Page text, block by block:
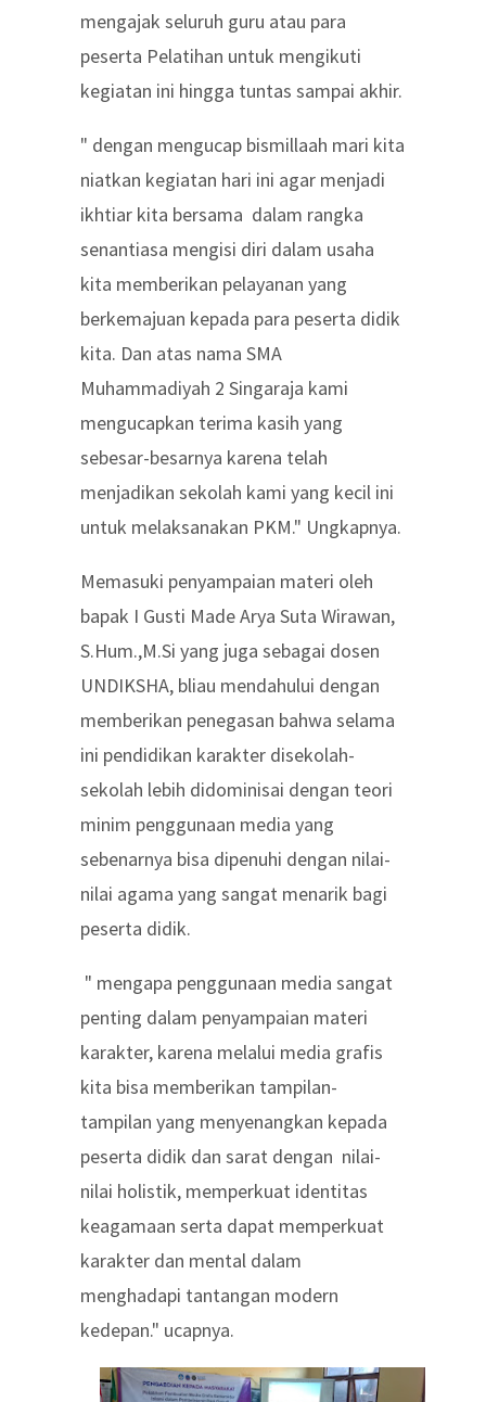
mengajak seluruh guru atau para
peserta Pelatihan untuk mengikuti
kegiatan ini hingga tuntas sampai akhir.
" dengan mengucap bismillaah mari kita
niatkan kegiatan hari ini agar menjadi
ikhtiar kita bersama dalam rangka
senantiasa mengisi diri dalam usaha
kita memberikan pelayanan yang
berkemajuan kepada para peserta didik
kita. Dan atas nama SMA
Muhammadiyah 2 Singaraja kami
mengucapkan terima kasih yang
sebesar-besarnya karena telah
menjadikan sekolah kami yang kecil ini
untuk melaksanakan PKM." Ungkapnya.
Memasuki penyampaian materi oleh
bapak I Gusti Made Arya Suta Wirawan,
S.Hum.,M.Si yang juga sebagai dosen
UNDIKSHA, bliau mendahului dengan
memberikan penegasan bahwa selama
ini pendidikan karakter disekolah-
sekolah lebih didominisai dengan teori
minim penggunaan media yang
sebenarnya bisa dipenuhi dengan nilai-
nilai agama yang sangat menarik bagi
peserta didik.
" mengapa penggunaan media sangat
penting dalam penyampaian materi
karakter, karena melalui media grafis
kita bisa memberikan tampilan-
tampilan yang menyenangkan kepada
peserta didik dan sarat dengan nilai-
nilai holistik, memperkuat identitas
keagamaan serta dapat memperkuat
karakter dan mental dalam
menghadapi tantangan modern
kedepan." ucapnya.